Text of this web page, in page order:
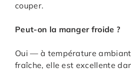
couper.
Peut-on la manger froide ?
Oui — à température
fraîche, elle est excellente